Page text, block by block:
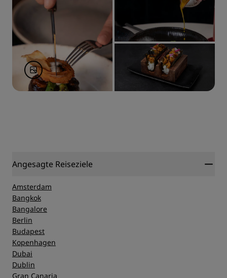
Angesagte Reiseziele
Amsterdam
Bangkok
Bangalore
Berlin
Budapest
Kopenhagen
Dubai
Dublin
Gran Canaria